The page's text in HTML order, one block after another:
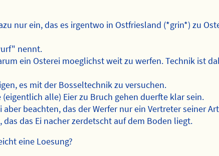
nur ein, das es irgentwo in Ostfriesland (*grin*) zu
nennt.
ein Osterei moeglichst weit zu werfen. Technik ist
es mit der Bosseltechnik zu versuchen.
(eigentlich alle) Eier zu Bruch gehen duerfte klar sein.
beachten, das der Werfer nur ein Vertreter seiner
das das Ei nacher zerdetscht auf dem Boden liegt.
eine Loesung?